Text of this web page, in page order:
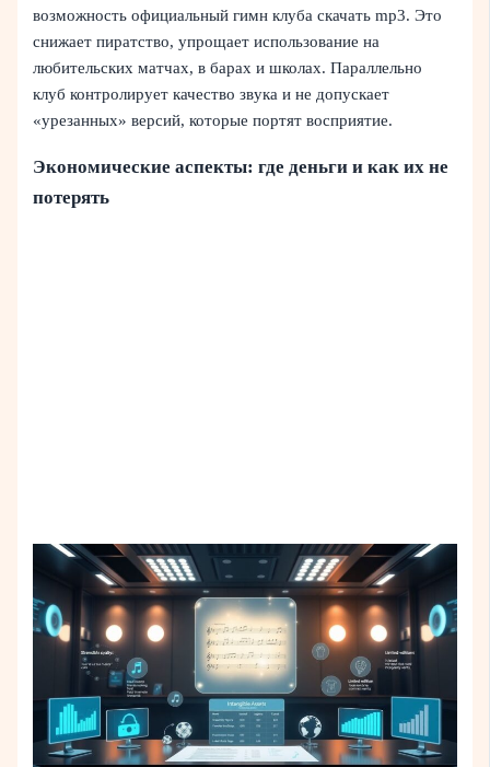
возможность официальный гимн клуба скачать mp3. Это
снижает пиратство, упрощает использование на
любительских матчах, в барах и школах. Параллельно
клуб контролирует качество звука и не допускает
«урезанных» версий, которые портят восприятие.
Экономические аспекты: где деньги и как их не
потерять